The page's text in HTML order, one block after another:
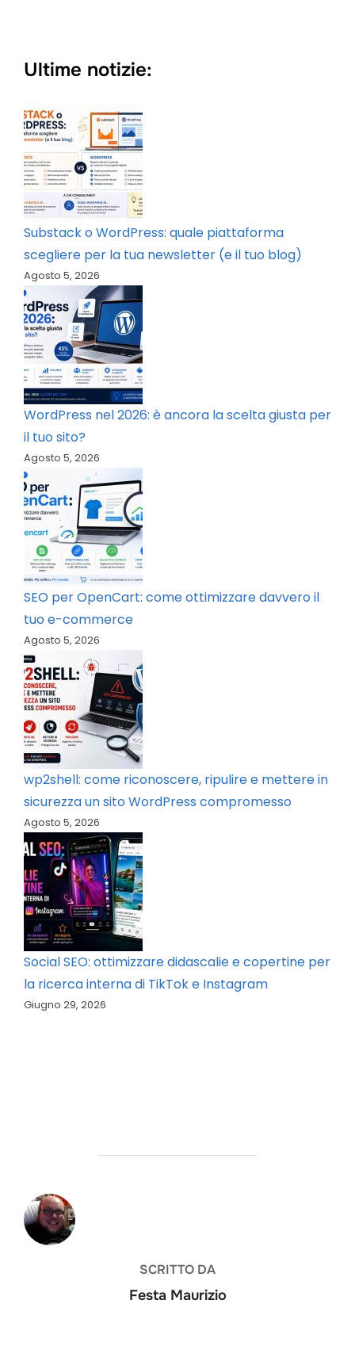
Ultime notizie:
Substack o WordPress: quale piattaforma
scegliere per la tua newsletter (e il tuo blog)
Agosto 5, 2026
WordPress nel 2026: è ancora la scelta giusta per
il tuo sito?
Agosto 5, 2026
SEO per OpenCart: come ottimizzare davvero il
tuo e-commerce
Agosto 5, 2026
wp2shell: come riconoscere, ripulire e mettere in
sicurezza un sito WordPress compromesso
Agosto 5, 2026
Social SEO: ottimizzare didascalie e copertine per
la ricerca interna di TikTok e Instagram
Giugno 29, 2026
SCRITTO DA
Festa Maurizio